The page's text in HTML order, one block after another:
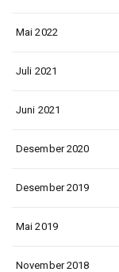
Mai 2022
Juli 2021
Juni 2021
Desember 2020
Desember 2019
Mai 2019
November 2018